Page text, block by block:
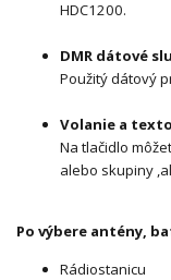
HDC1200.
DMR dátové
Použitý dátový
Volanie a
Na tlačidlo
alebo skupiny
Po výbere antény,
Rádiostanicu